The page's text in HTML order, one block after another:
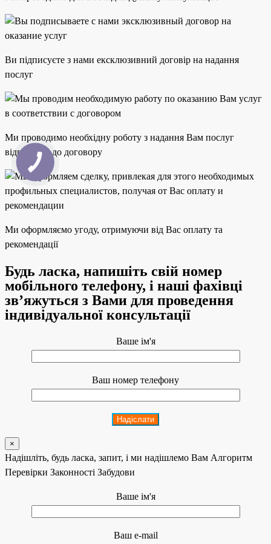
Ви підписуєте з нами ексклюзивний договір на надання
послуг
Ми проводимо необхідну роботу з надання Вам послуг
відповідно до договору
Ми оформляємо угоду, отримуючи від Вас оплату та
рекомендації
Будь ласка, напишіть свій номер
мобільного телефону, і наші фахівці
зв’яжуться з Вами для проведення
індивідуальної консультації
Ваше ім'я
Ваш номер телефону
×
Надішліть, будь ласка, запит, і ми надішлемо Вам Алгоритм
Перевірки Законності Забудови
Ваше ім'я
Ваш e-mail